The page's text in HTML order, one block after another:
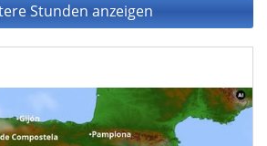
Stunden anzeigen